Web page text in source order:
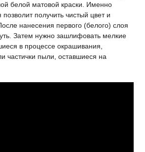
белой матовой краски. Именно
позволит получить чистый цвет и
нанесения первого (белого) слоя
Затем нужно зашлифовать мелкие
в процессе окрашивания,
частички пыли, оставшиеся на